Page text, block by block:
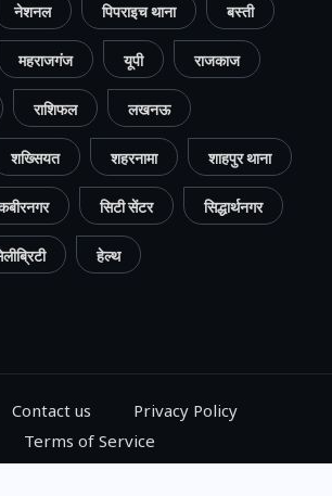
नेशनल पिपराइच थाना बस्ती
महराजगंज यूपी राजकाज
राशिफल लखनऊ
शख्सियत शहरनामा शाहपुर थाना
सिटी सेंटर सिद्धार्थनगर
हेल्थ
Contact us
Privacy Policy
Terms of Service